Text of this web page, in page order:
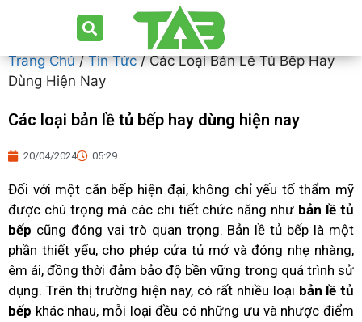
Trang Chủ/Tin Tức/ Các Loại Bản Lề Tủ Bếp Hay
Dùng Hiện Nay
Các loại bản lề tủ bếp hay dùng hiện nay
20/04/2024 05:29
Đối với một căn bếp hiện đại, không chỉ yếu tố thẩm mỹ
được chú trọng mà các chi tiết chức năng như bản lề tủ
bếp cũng đóng vai trò quan trọng. Bản lề tủ bếp là một
phần thiết yếu, cho phép cửa tủ mở và đóng nhẹ nhàng,
êm ái, đồng thời đảm bảo độ bền vững trong quá trình sử
dụng. Trên thị trường hiện nay, có rất nhiều loại bản lề tủ
bếp khác nhau, mỗi loại đều có những ưu và nhược điểm